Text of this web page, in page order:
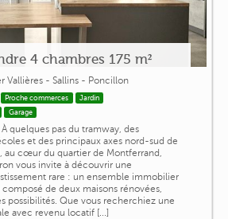
4 chambres 175 m²
Vallières - Sallins - Poncillon
Proche commerces
Jardin
Garage
À quelques pas du tramway, des
et des principaux axes nord-sud de
au cœur du quartier de Montferrand,
vous invite à découvrir une
rare : un ensemble immobilier
de deux maisons rénovées,
possibilités. Que vous recherchiez une
avec revenu locatif [...]